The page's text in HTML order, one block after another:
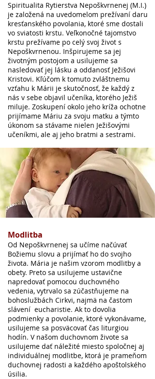
Spiritualita Rytierstva Nepoškvrnenej (M.I.)
je založená na uvedomelom prežívaní daru
kresťanského povolania, ktoré sme dostali
vo sviatosti krstu. Veľkonočné tajomstvo
krstu prežívame po celý svoj život s
Nepoškvrnenou. Inšpirujeme sa jej
životným postojom a usilujeme sa
nasledovať jej lásku a oddanosť Ježišovi
Kristovi. Kľúčom k tomuto zvláštnemu
vzťahu k Márii je skutočnosť, že každý z
nás v sebe objavil učeníka, ktorého Ježiš
miluje. Zoskupení okolo jeho kríža ochotne
prijímame Máriu za svoju matku a týmto
úkonom sa stávame nielen Ježišovými
učeníkmi, ale aj jeho bratmi a sestrami.
Modlitba
Od Nepoškvrnenej sa učíme načúvať
Božiemu slovu a prijímať ho do svojho
života. Mária je našim vzorom modlitby a
obety. Preto sa usilujeme ustavične
napredovať pomocou duchovného
vedenia, vytrvalo sa zúčastňujeme na
bohoslužbách Cirkvi, najmä na častom
slávení eucharistie. Ak to dovolia
podmienky a povolanie, ktoré vykonávame,
usilujeme sa posväcovať čas liturgiou
hodín. V našom duchovnom živote sa
usilujeme dať náležité miesto spoločnej aj
individuálnej modlitbe, ktorá je prameňom
duchovnej radosti a každého apoštolského
úsilia.